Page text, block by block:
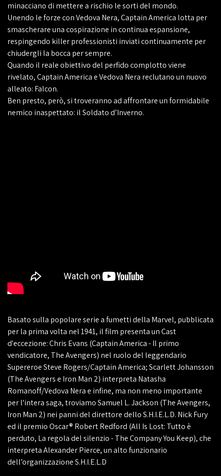
minacciano di mettere a rischio le sorti del mondo.
Unendo le forze con Vedova Nera, Captain America lotta per
smascherare una cospirazione in continua espansione,
respingendo killer professionisti inviati continuamente per
chiudergli la bocca per sempre.
Quando il reale obiettivo del perfido complotto viene
rivelato, Captain America e Vedova Nera reclutano un nuovo
alleato: Falcon.
Ben presto, però, si troveranno ad affrontare un formidabile
nemico inaspettato: il Soldato d’Inverno.
Basato sulla popolare serie a fumetti della Marvel, pubblicata
per la prima volta nel 1941, il film presenta un Cast
d'eccezione: Chris Evans (Captain America - Il primo
vendicatore, The Avengers) nel ruolo del leggendario
Supereroe Steve Rogers/Captain America; Scarlett Johansson
(The Avengers e Iron Man 2) interpreta Natasha
Romanoff/Vedova Nera e infine, ma non meno importante
per l'intera saga, troviamo Samuel L. Jackson (The Avengers,
Iron Man 2) nei panni del direttore dello S.H.I.E.L.D. Nick Fury
ed il premio Oscar® Robert Redford (All Is Lost: Tutto è
perduto, La regola del silenzio - The Company You Keep), che
interpreta Alexander Pierce, un alto funzionario
dell’organizzazione S.H.I.E.L.D